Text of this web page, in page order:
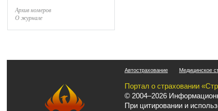
Архив номеров
О журнале
Автострахование Медицинское
Портал о страховании
© 2004–2026
При цитировании и